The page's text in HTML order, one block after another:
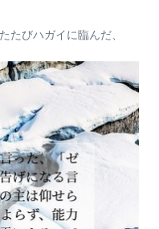
たびハガイに臨んだ、